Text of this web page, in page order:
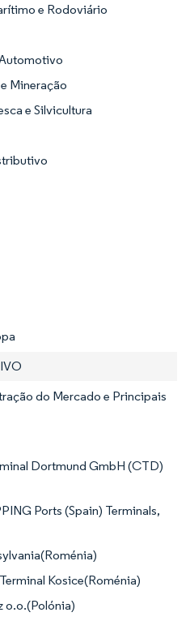
e Rodoviário
Mineração
e Silvicultura
do Mercado e Principais
Dortmund GmbH (CTD)
Ports (Spain) Terminals,
Kosice(Roménia)
o.o.(Polónia)